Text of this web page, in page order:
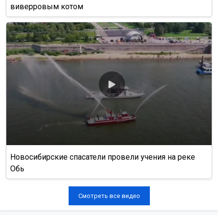
виверровым котом
Новосибирские спасатели провели учения на реке
Обь
Смотреть все видео